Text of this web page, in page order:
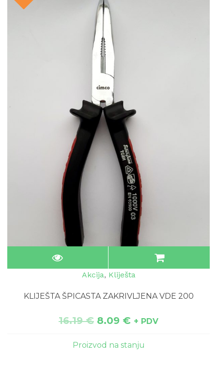
Akcija, Kliješta
KLIJEŠTA ŠPICASTA ZAKRIVLJENA VDE 200
16.19€ 8.09 € + PDV
Proizvod na stanju